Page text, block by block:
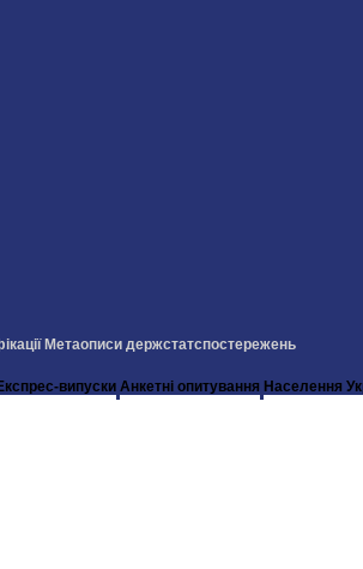
Метаописи держстатспостережень
випуски Анкетні опитування Населення